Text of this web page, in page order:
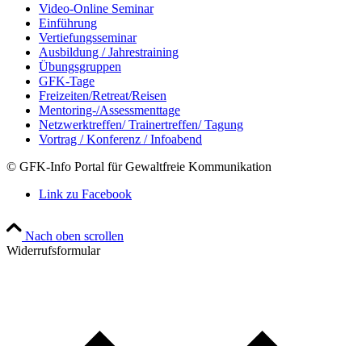
Video-Online Seminar
Einführung
Vertiefungsseminar
Ausbildung / Jahrestraining
Übungsgruppen
GFK-Tage
Freizeiten/Retreat/Reisen
Mentoring-/Assessmenttage
Netzwerktreffen/ Trainertreffen/ Tagung
Vortrag / Konferenz / Infoabend
© GFK-Info Portal für Gewaltfreie Kommunikation
Link zu Facebook
Nach oben scrollen
Widerrufsformular